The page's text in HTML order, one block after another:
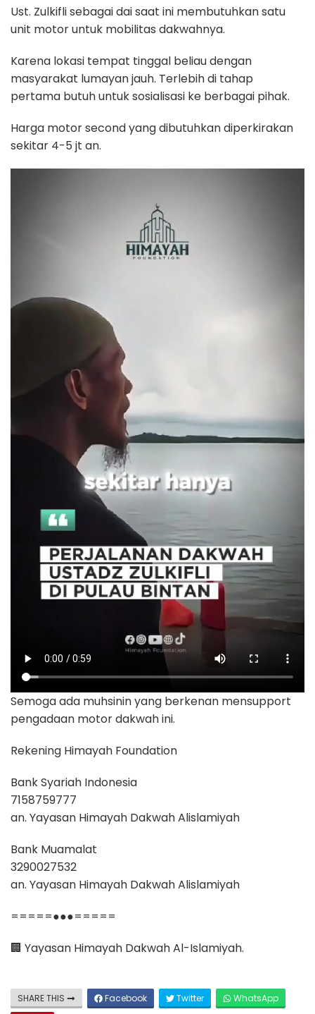
Ust. Zulkifli sebagai dai saat ini membutuhkan satu
unit motor untuk mobilitas dakwahnya.
Karena lokasi tempat tinggal beliau dengan
masyarakat lumayan jauh. Terlebih di tahap
pertama butuh untuk sosialisasi ke berbagai pihak.
Harga motor second yang dibutuhkan diperkirakan
sekitar 4-5 jt an.
Semoga ada muhsinin yang berkenan mensupport
pengadaan motor dakwah ini.
Rekening Himayah Foundation
Bank Syariah Indonesia
7158759777
an. Yayasan Himayah Dakwah Alislamiyah
Bank Muamalat
3290027532
an. Yayasan Himayah Dakwah Alislamiyah
=====●●●=====
🏢 Yayasan Himayah Dakwah Al-Islamiyah.
SHARE THIS Facebook Twitter
WhatsApp